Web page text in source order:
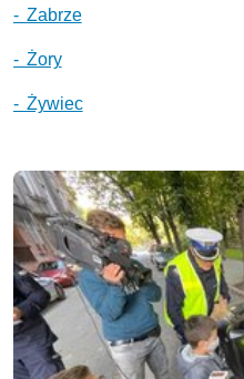
- Zabrze
- Żory
- Żywiec